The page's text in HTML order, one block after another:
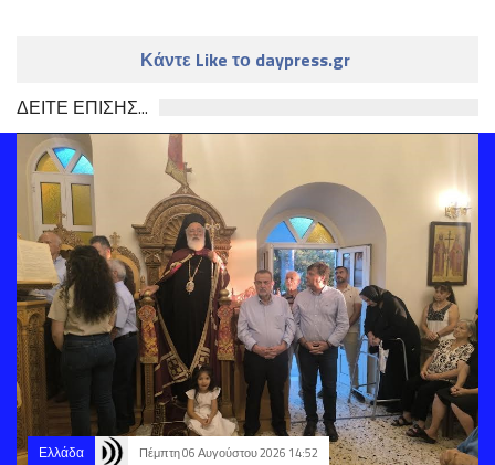
Κάντε Like το daypress.gr
ΔΕΙΤΕ ΕΠΙΣΗΣ...
Ελλάδα Πέμπτη 06 Αυγούστου 2026 14:52